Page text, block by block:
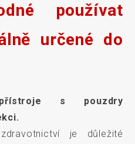
používat
určené do
přístroje s pouzdry
je důležité